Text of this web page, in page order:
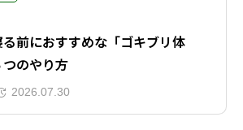
前におすすめな「ゴキブリ体
のやり方
2026.07.30